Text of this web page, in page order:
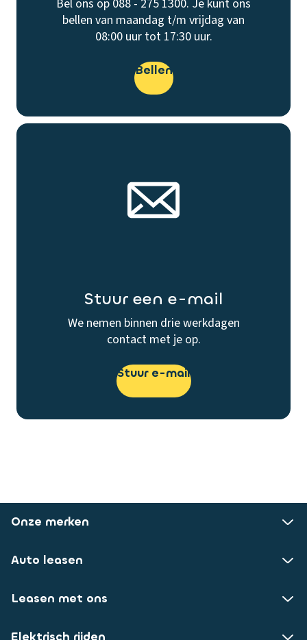
Bel ons op 088 - 275 1300. Je kunt ons
bellen van maandag t/m vrijdag van
08:00 uur tot 17:30 uur.
Bellen
Stuur een e-mail
We nemen binnen drie werkdagen
contact met je op.
Stuur e-mail
Onze merken
Auto leasen
Leasen met ons